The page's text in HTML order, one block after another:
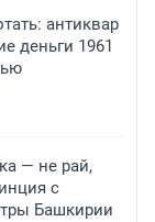
антиквар
деньги 1961
— не рай,
с
Башкирии